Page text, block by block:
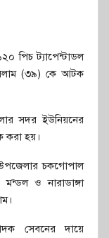
পিচ ট্যাপেন্টাডল
(৩৯) কে আটক
সদর ইউনিয়নের
করা হয়।
চকগোপাল
ও নারাডাঙ্গা
সেবনের দায়ে